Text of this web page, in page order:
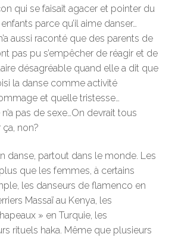
qui se faisait agacer et pointer du
parce qu’il aime danser…
aussi raconté que des parents de
pas pu s’empêcher de réagir et de
désagréable quand elle a dit que
la danse comme activité
et quelle tristesse…
pas de sexe…On devrait tous
non?
danse, partout dans le monde. Les
que les femmes, à certains
les danseurs de flamenco en
Massaï au Kenya, les
» en Turquie, les
rituels haka. Même que plusieurs